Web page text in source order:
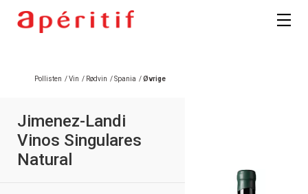
Pollisten /Vin / Rødvin /Spania /Øvrige
Jimenez-Landi
Vinos Singulares
Natural